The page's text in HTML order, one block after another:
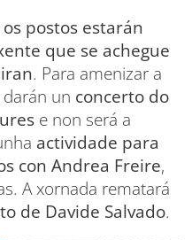
postos estarán
que se achegue
. Para amenizar a
un concerto do
e non será a
actividade para
con Andrea Freire,
A xornada rematará
de Davide Salvado.